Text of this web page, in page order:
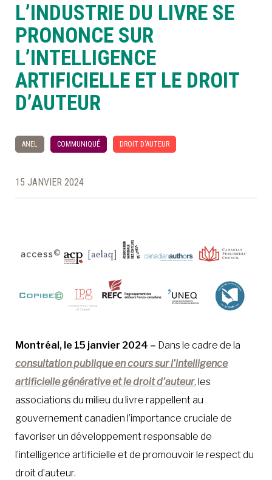
À LA POINTE DE LA PROFESSION
À PROPOS DEVENIR MEMBRE
L’INDUSTRIE DU LIVRE SE
PRONONCE SUR
L’INTELLIGENCE
ARTIFICIELLE ET LE DROIT
D’AUTEUR
ANEL COMMUNIQUÉ DROIT D'AUTEUR
15 JANVIER 2024
Montréal, le 15 janvier 2024 – Dans le cadre de la
consultation publique en cours sur l’intelligence
artificielle générative et le droit d’auteur, les
associations du milieu du livre rappellent au
gouvernement canadien l’importance cruciale de
favoriser un développement responsable de
l’intelligence artificielle et de promouvoir le respect du
droit d’auteur.